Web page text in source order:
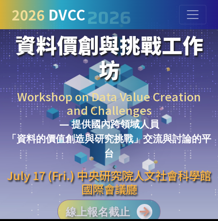
2026 DVCC2026
資料價創與挑戰工作
坊
Workshop on Data Value Creation
and Challenges
提供國內跨領域人員
「資料的價值創造與研究挑戰」交流與討論的平
台
July 17 (Fri.) 中央研究院人文社會科學館
國際會議廳
線上報名截止